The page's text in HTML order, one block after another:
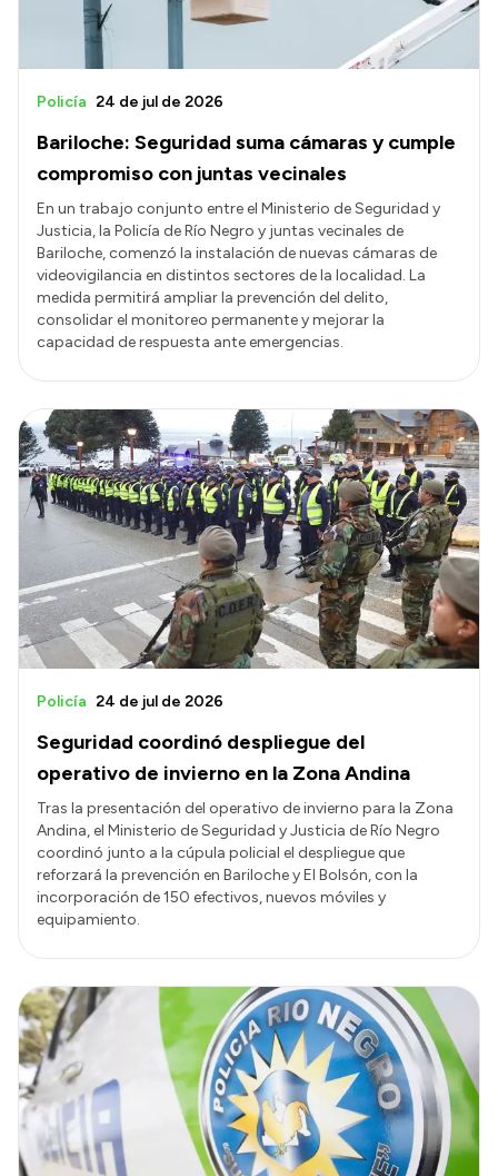
Bariloche: Seguridad suma cámaras y cumple
compromiso con juntas vecinales
Policía 24 de jul de 2026
En un trabajo conjunto entre el Ministerio de Seguridad y
Justicia, la Policía de Río Negro y juntas vecinales de
Bariloche, comenzó la instalación de nuevas cámaras de
videovigilancia en distintos sectores de la localidad. La
medida permitirá ampliar la prevención del delito,
consolidar el monitoreo permanente y mejorar la
capacidad de respuesta ante emergencias.
Seguridad coordinó despliegue del
operativo de invierno en la Zona Andina
Policía 24 de jul de 2026
Tras la presentación del operativo de invierno para la Zona
Andina, el Ministerio de Seguridad y Justicia de Río Negro
coordinó junto a la cúpula policial el despliegue que
reforzará la prevención en Bariloche y El Bolsón, con la
incorporación de 150 efectivos, nuevos móviles y
equipamiento.